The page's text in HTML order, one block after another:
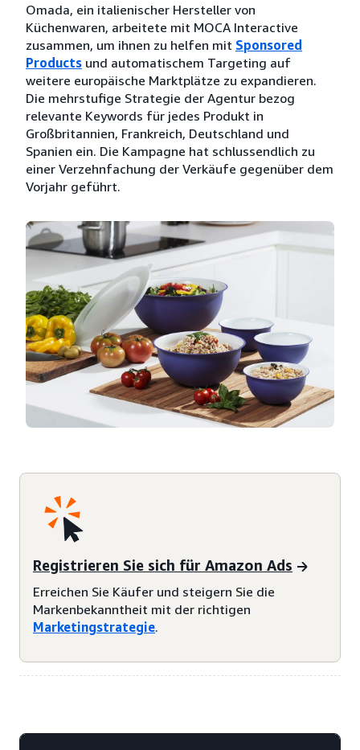
Omada, ein italienischer Hersteller von
Küchenwaren, arbeitete mit MOCA Interactive
zusammen, um ihnen zu helfen mit Sponsored
Products und automatischem Targeting auf
weitere europäische Marktplätze zu expandieren.
Die mehrstufige Strategie der Agentur bezog
relevante Keywords für jedes Produkt in
Großbritannien, Frankreich, Deutschland und
Spanien ein. Die Kampagne hat schlussendlich zu
einer Verzehnfachung der Verkäufe gegenüber dem
Vorjahr geführt.
Registrieren Sie sich für Amazon Ads
Erreichen Sie Käufer und steigern Sie die
Markenbekanntheit mit der richtigen
Marketingstrategie.